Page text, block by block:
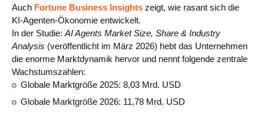
Auch Fortune Business Insights zeigt, wie rasant sich die
KI‑Agenten‑Ökonomie entwickelt.
In der Studie: AI Agents Market Size, Share & Industry
Analysis (veröffentlicht im März 2026) hebt das Unternehmen
die enorme Marktdynamik hervor und nennt folgende zentrale
Wachstumszahlen:
Globale Marktgröße 2025: 8,03 Mrd. USD
Globale Marktgröße 2026: 11,78 Mrd. USD